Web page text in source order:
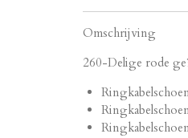
Omschrijving
260-Delige rode